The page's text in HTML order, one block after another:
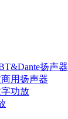
扬声器
用扬声器
功放